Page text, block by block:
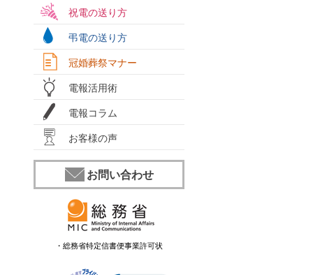
祝電の送り方
弔電の送り方
冠婚葬祭マナー
電報活用術
電報コラム
お客様の声
お問い合わせ
・総務省特定信書便事業許可状